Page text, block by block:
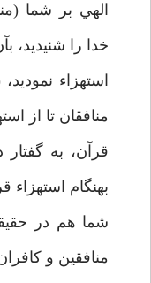
الهي بر شما
خدا را شنيديد،
استهزاء
منافقان تا از
قرآن، به
بهنگام
شما هم در
منافقين و